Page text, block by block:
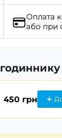
Оплата
або при
450 грн